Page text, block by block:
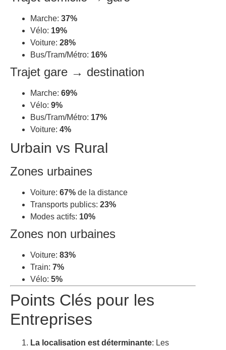
Marche: 37%
Vélo: 19%
Voiture: 28%
Bus/Tram/Métro: 16%
Trajet gare → destination
Marche: 69%
Vélo: 9%
Bus/Tram/Métro: 17%
Voiture: 4%
Urbain vs Rural
Zones urbaines
Voiture: 67% de la distance
Transports publics: 23%
Modes actifs: 10%
Zones non urbaines
Voiture: 83%
Train: 7%
Vélo: 5%
Points Clés pour les
Entreprises
La localisation est déterminante: Les